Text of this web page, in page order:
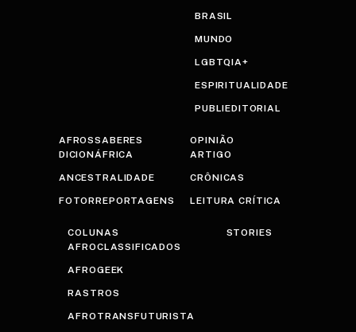
BRASIL
MUNDO
LGBTQIA+
ESPIRITUALIDADE
PUBLIEDITORIAL
AFROSSABERES
DICIONÁFRICA
ANCESTRALIDADE
FOTORREPORTAGENS
OPINIÃO
ARTIGO
CRÔNICAS
LEITURA CRÍTICA
COLUNAS
AFROCLASSIFICADOS
AFROGEEK
RASTROS
AFROTRANSFUTURISTA
STORIES